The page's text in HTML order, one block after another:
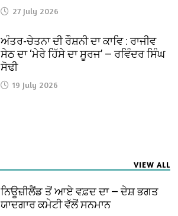
27 July 2026
ਅੰਤਰ-ਚੇਤਨਾ ਦੀ ਰੌਸ਼ਨੀ ਦਾ ਕਾਵਿ : ਰਾਜੀਵ
ਸੇਠ ਦਾ ‘ਮੇਰੇ ਹਿੱਸੇ ਦਾ ਸੂਰਜ’ — ਰਵਿੰਦਰ ਸਿੰਘ
ਸੋਢੀ
19 July 2026
VIEW ALL
ਨਿਊਜ਼ੀਲੈਂਡ ਤੋਂ ਆਏ ਵਫ਼ਦ ਦਾ — ਦੇਸ਼ ਭਗਤ
ਯਾਦਗਾਰ ਕਮੇਟੀ ਵੱਲੋਂ ਸਨਮਾਨ